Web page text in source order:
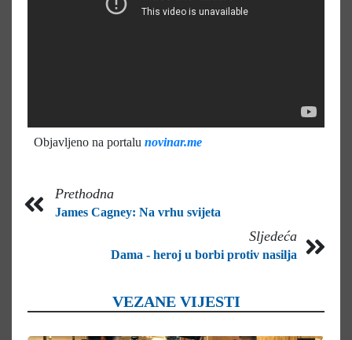
Objavljeno na portalu novinar.me
Prethodna
James Cagney: Na vrhu svijeta
Sljedeća
Dama - heroj u borbi protiv nasilja
VEZANE VIJESTI